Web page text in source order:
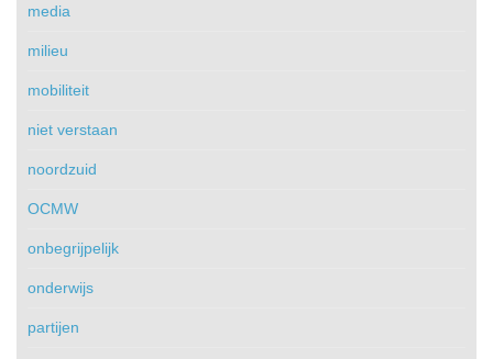
media
milieu
mobiliteit
niet verstaan
noordzuid
OCMW
onbegrijpelijk
onderwijs
partijen